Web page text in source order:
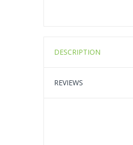
DESCRIPTION
REVIEWS